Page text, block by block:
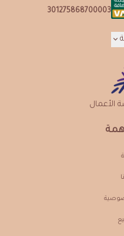
301275868700003
الأعمال